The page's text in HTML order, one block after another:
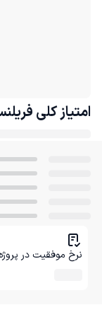
امتیاز کلی
نرخ موفقیت در